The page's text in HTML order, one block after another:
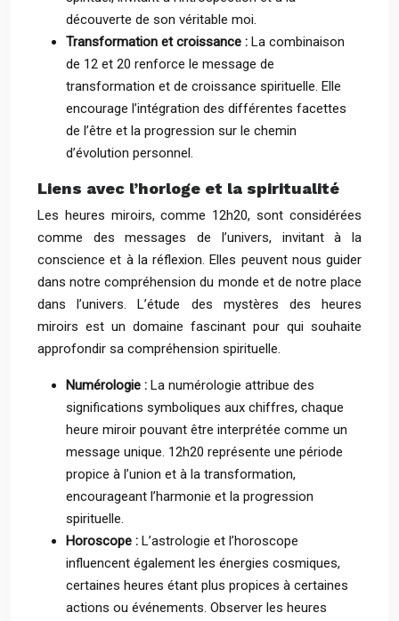
découverte de son véritable moi.
Transformation et croissance : La combinaison
de 12 et 20 renforce le message de
transformation et de croissance spirituelle. Elle
encourage l’intégration des différentes facettes
de l’être et la progression sur le chemin
d’évolution personnel.
Liens avec l’horloge et la spiritualité
Les heures miroirs, comme 12h20, sont considérées
comme des messages de l’univers, invitant à la
conscience et à la réflexion. Elles peuvent nous guider
dans notre compréhension du monde et de notre place
dans l’univers. L’étude des mystères des heures
miroirs est un domaine fascinant pour qui souhaite
approfondir sa compréhension spirituelle.
Numérologie : La numérologie attribue des
significations symboliques aux chiffres, chaque
heure miroir pouvant être interprétée comme un
message unique. 12h20 représente une période
propice à l’union et à la transformation,
encourageant l’harmonie et la progression
spirituelle.
Horoscope : L’astrologie et l’horoscope
influencent également les énergies cosmiques,
certaines heures étant plus propices à certaines
actions ou événements. Observer les heures